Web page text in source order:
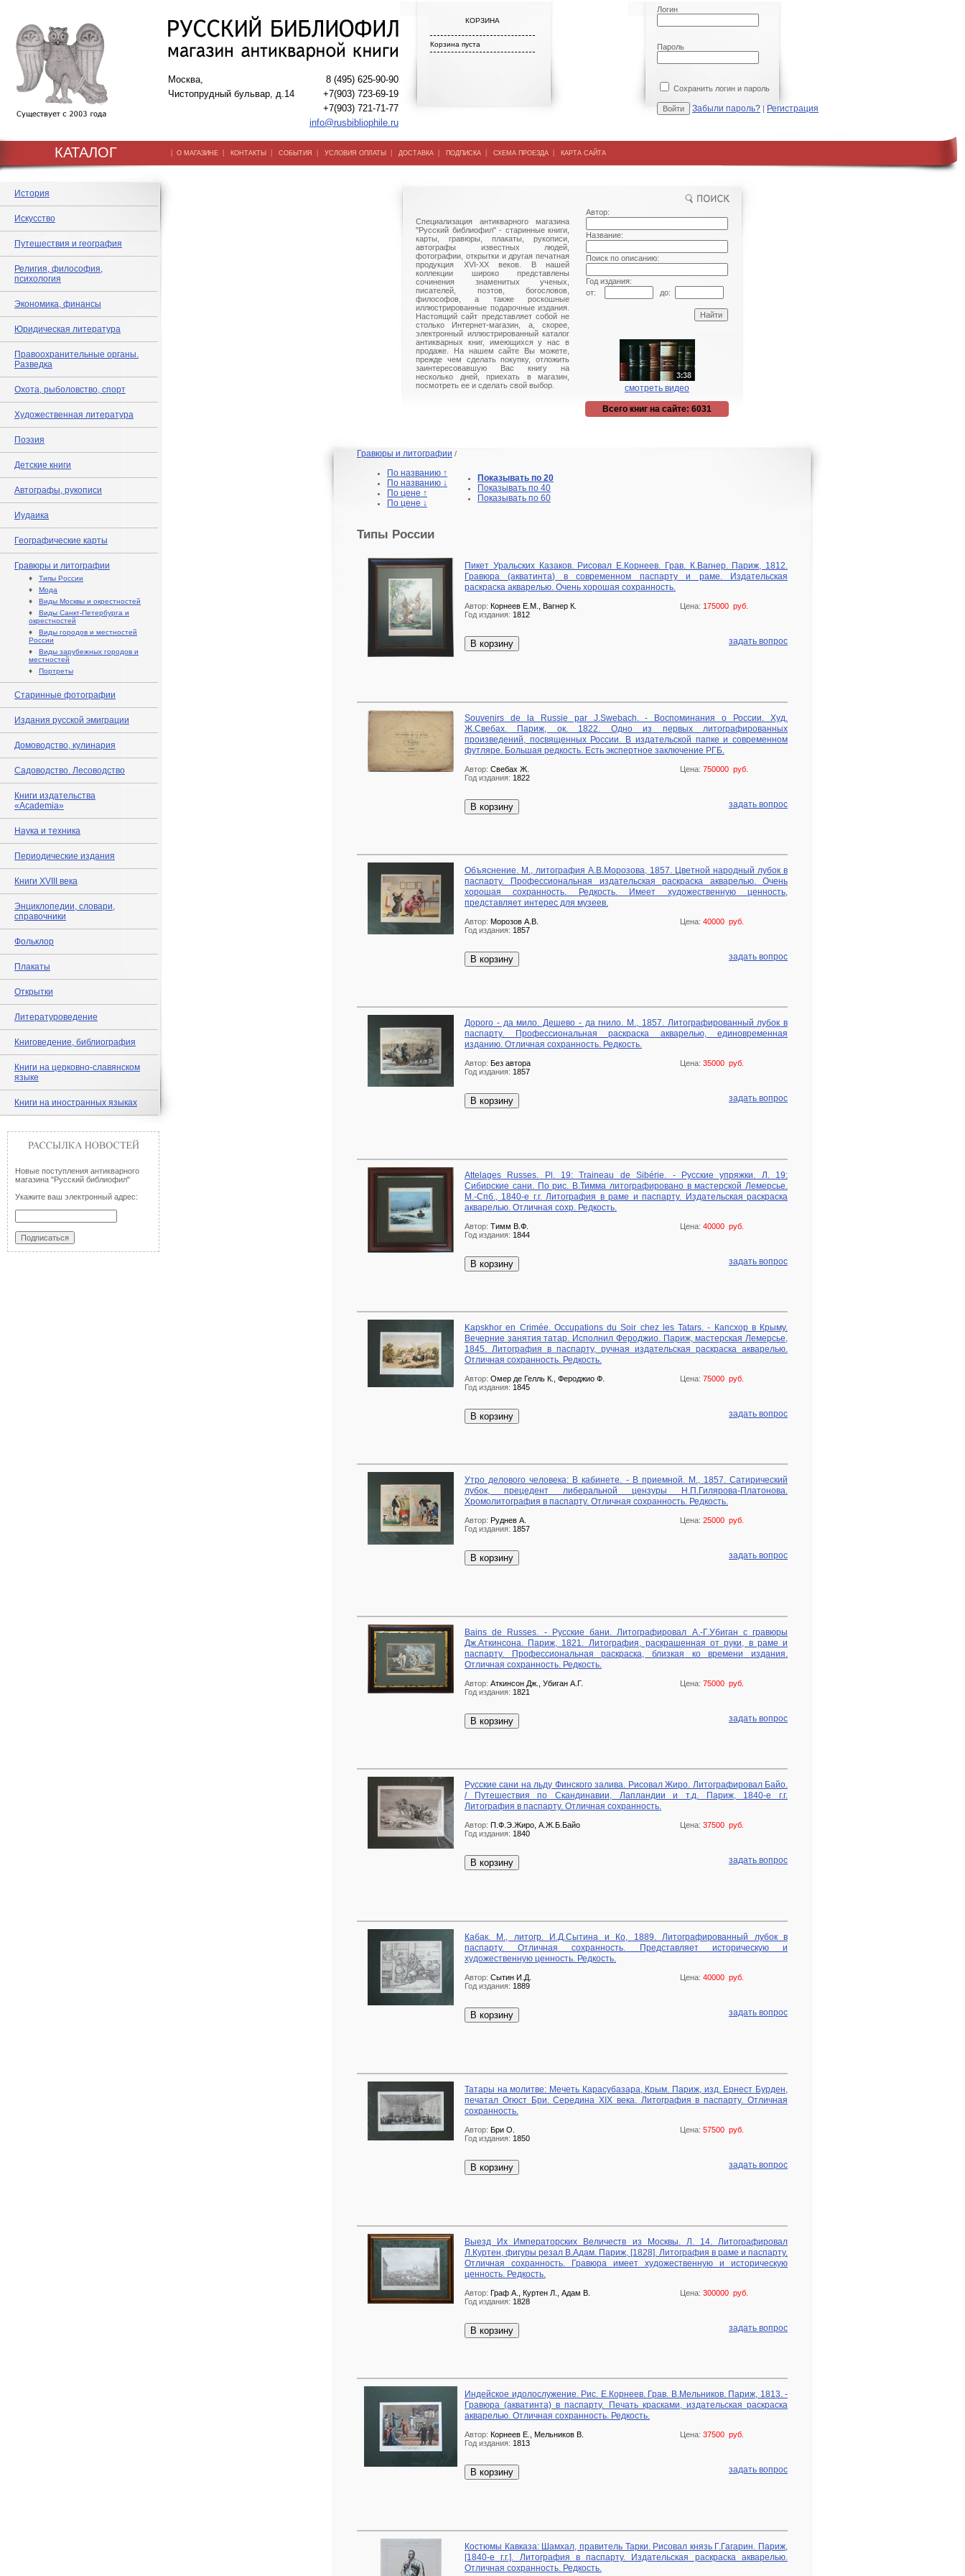
Москва,
Чистопрудный бульвар, д.14
8 (495) 625-90-90
+7(903) 723-69-19
+7(903) 721-71-77
info@rusbibliophile.ru
КОРЗИНА
Корзина пуста
Логин
Пароль
Сохранить логин и пароль
Забыли пароль? | Регистрация
КАТАЛОГ | О МАГАЗИНЕ | КОНТАКТЫ | СОБЫТИЯ | УСЛОВИЯ ОПЛАТЫ | ДОСТАВКА | ПОДПИСКА | СХЕМА ПРОЕЗДА | КАРТА САЙТА
История
Искусство
Путешествия и география
Религия, философия,
психология
Экономика, финансы
Юридическая литература
Правоохранительные органы.
Разведка
Охота, рыболовство, спорт
Художественная литература
Поэзия
Детские книги
Автографы, рукописи
Иудаика
Географические карты
Гравюры и литографии
♦ Типы России
♦ Мода
♦ Виды Москвы и окрестностей
♦ Виды Санкт-Петербурга и
окрестностей
♦ Виды городов и местностей
России
♦ Виды зарубежных городов и
местностей
♦ Портреты
Старинные фотографии
Издания русской эмиграции
Домоводство, кулинария
Садоводство. Лесоводство
Книги издательства
«Academia»
Наука и техника
Периодические издания
Книги XVIII века
Энциклопедии, словари,
справочники
Фольклор
Плакаты
Открытки
Литературоведение
Книговедение, библиография
Книги на церковно-славянском
языке
Книги на иностранных языках
Новые поступления антикварного
магазина "Русский библиофил"
Укажите ваш электронный адрес:
Специализация антикварного магазина
"Русский библиофил" - старинные книги,
карты, гравюры, плакаты, рукописи,
автографы известных людей,
фотографии, открытки и другая печатная
продукция XVI-XX веков. В нашей
коллекции широко представлены
сочинения знаменитых ученых,
писателей, поэтов, богословов,
философов, а также роскошные
иллюстрированные подарочные издания.
Настоящий сайт представляет собой не
столько Интернет-магазин, а, скорее,
электронный иллюстрированный каталог
антикварных книг, имеющихся у нас в
продаже. На нашем сайте Вы можете,
прежде чем сделать покупку, отложить
заинтересовавшую Вас книгу на
несколько дней, приехать в магазин,
посмотреть ее и сделать свой выбор.
Автор:
Название:
Поиск по описанию:
Год издания:
от:
до:
смотреть видео
Всего книг на сайте: 6031
Гравюры и литографии /
По названию ↑
По названию ↓
По цене ↑
По цене ↓
Показывать по 20
Показывать по 40
Показывать по 60
Типы России
Пикет Уральских Казаков. Рисовал Е.Корнеев. Грав. К.Вагнер. Париж, 1812.
Гравюра (акватинта) в современном паспарту и раме. Издательская
раскраска акварелью. Очень хорошая сохранность.
Цена: 175000 руб.
Автор: Корнеев Е.М., Вагнер К.
Год издания: 1812
В корзину задать вопрос
Souvenirs de la Russie par J.Swebach. - Воспоминания о России. Худ.
Ж.Свебах. Париж, ок. 1822. Одно из первых литографированных
произведений, посвященных России. В издательской папке и современном
футляре. Большая редкость. Есть экспертное заключение РГБ.
Цена: 750000 руб.
Автор: Свебах Ж.
Год издания: 1822
В корзину задать вопрос
Объяснение. М., литография А.В.Морозова, 1857. Цветной народный лубок в
паспарту. Профессиональная издательская раскраска акварелью. Очень
хорошая сохранность. Редкость. Имеет художественную ценность,
представляет интерес для музеев.
Цена: 40000 руб.
Автор: Морозов А.В.
Год издания: 1857
В корзину задать вопрос
Дорого - да мило. Дешево - да гнило. М., 1857. Литографированный лубок в
паспарту. Профессиональная раскраска акварелью, единовременная
изданию. Отличная сохранность. Редкость.
Цена: 35000 руб.
Автор: Без автора
Год издания: 1857
В корзину задать вопрос
Attelages Russes. Pl. 19: Traineau de Sibérie. - Русские упряжки. Л. 19:
Сибирские сани. По рис. В.Тимма литографировано в мастерской Лемерсье.
М.-Спб., 1840-е г.г. Литография в раме и паспарту. Издательская раскраска
акварелью. Отличная сохр. Редкость.
Цена: 40000 руб.
Автор: Тимм В.Ф.
Год издания: 1844
В корзину задать вопрос
Kapskhor en Crimée. Occupations du Soir chez les Tatars. - Капсхор в Крыму.
Вечерние занятия татар. Исполнил Фероджио. Париж, мастерская Лемерсье,
1845. Литография в паспарту, ручная издательская раскраска акварелью.
Отличная сохранность. Редкость.
Цена: 75000 руб.
Автор: Омер де Гелль К., Фероджио Ф.
Год издания: 1845
В корзину задать вопрос
Утро делового человека: В кабинете. - В приемной. М., 1857. Сатирический
лубок, прецедент либеральной цензуры Н.П.Гилярова-Платонова.
Хромолитография в паспарту. Отличная сохранность. Редкость.
Цена: 25000 руб.
Автор: Руднев А.
Год издания: 1857
В корзину задать вопрос
Bains de Russes. - Русские бани. Литографировал А.-Г.Убиган с гравюры
Дж.Аткинсона. Париж, 1821. Литография, раскрашенная от руки, в раме и
паспарту. Профессиональная раскраска, близкая ко времени издания.
Отличная сохранность. Редкость.
Цена: 75000 руб.
Автор: Аткинсон Дж., Убиган А.Г.
Год издания: 1821
В корзину задать вопрос
Русские сани на льду Финского залива. Рисовал Жиро. Литографировал Байо.
/ Путешествия по Скандинавии, Лапландии и т.д. Париж, 1840-е г.г.
Литография в паспарту. Отличная сохранность.
Цена: 37500 руб.
Автор: П.Ф.Э.Жиро, А.Ж.Б.Байо
Год издания: 1840
В корзину задать вопрос
Кабак. М., литогр. И.Д.Сытина и Ко, 1889. Литографированный лубок в
паспарту. Отличная сохранность. Представляет историческую и
художественную ценность. Редкость.
Цена: 40000 руб.
Автор: Сытин И.Д.
Год издания: 1889
В корзину задать вопрос
Татары на молитве: Мечеть Карасубазара, Крым. Париж, изд. Ернест Бурден,
печатал Огюст Бри. Середина XIX века. Литография в паспарту. Отличная
сохранность.
Цена: 57500 руб.
Автор: Бри О.
Год издания: 1850
В корзину задать вопрос
Выезд Их Императорских Величеств из Москвы. Л. 14. Литографировал
Л.Куртен, фигуры резал В.Адам. Париж, [1828]. Литография в раме и паспарту.
Отличная сохранность. Гравюра имеет художественную и историческую
ценность. Редкость.
Цена: 300000 руб.
Автор: Граф А., Куртен Л., Адам В.
Год издания: 1828
В корзину задать вопрос
Индейское идолослужение. Рис. Е.Корнеев. Грав. В.Мельников. Париж, 1813. -
Гравюра (акватинта) в паспарту. Печать красками, издательская раскраска
акварелью. Отличная сохранность. Редкость.
Цена: 37500 руб.
Автор: Корнеев Е., Мельников В.
Год издания: 1813
В корзину задать вопрос
Костюмы Кавказа: Шамхал, правитель Тарки. Рисовал князь Г.Гагарин. Париж,
[1840-е г.г.]. Литография в паспарту. Издательская раскраска акварелью.
Отличная сохранность. Редкость.